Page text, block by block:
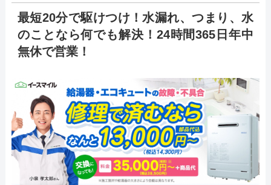
最短20分で駆けつけ！水漏れ、つまり、水
のことなら何でも解決！24時間365日年中
無休で営業！